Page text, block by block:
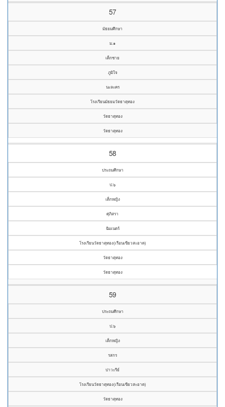
57
มัธยมศึกษา
ม.๑
เด็กชาย
ภูมิใจ
นะละคร
โรงเรียนมัธยมวัดธาตุทอง
วัดธาตุทอง
วัดธาตุทอง
58
ประถมศึกษา
ป.๖
เด็กหญิง
ศุภิสรา
ฉิมเนตร์
โรงเรียนวัดธาตุทอง(เรือนเขียวสะอาด)
วัดธาตุทอง
วัดธาตุทอง
59
ประถมศึกษา
ป.๖
เด็กหญิง
รสกร
ปาวะรีย์
โรงเรียนวัดธาตุทอง(เรือนเขียวสะอาด)
วัดธาตุทอง